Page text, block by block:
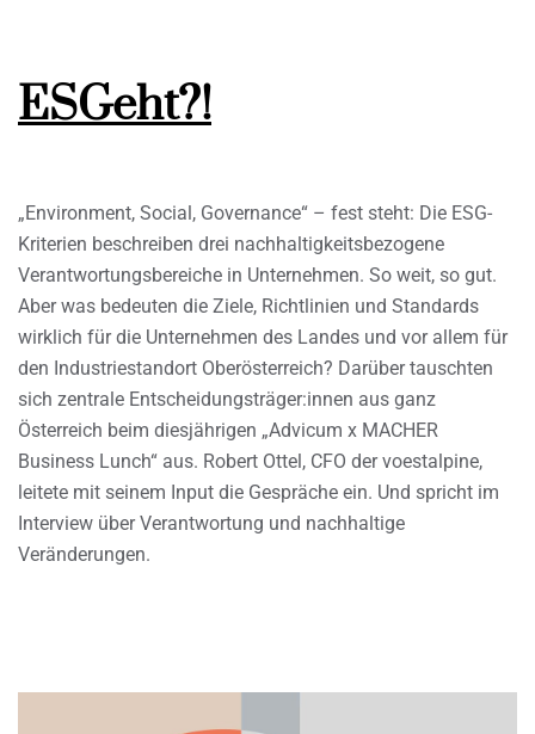
ESGeht?!
„Environment, Social, Governance“ – fest steht: Die ESG-
Kriterien beschreiben drei nachhaltigkeitsbezogene
Verantwortungsbereiche in Unternehmen. So weit, so gut.
Aber was bedeuten die Ziele, Richtlinien und Standards
wirklich für die Unternehmen des Landes und vor allem für
den Industriestandort Oberösterreich? Darüber tauschten
sich zentrale Entscheidungsträger:innen aus ganz
Österreich beim diesjährigen „Advicum x MACHER
Business Lunch“ aus. Robert Ottel, CFO der voestalpine,
leitete mit seinem Input die Gespräche ein. Und spricht im
Interview über Verantwortung und nachhaltige
Veränderungen.